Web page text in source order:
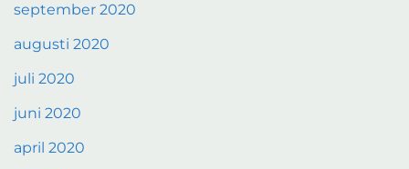
september 2020
augusti 2020
juli 2020
juni 2020
april 2020